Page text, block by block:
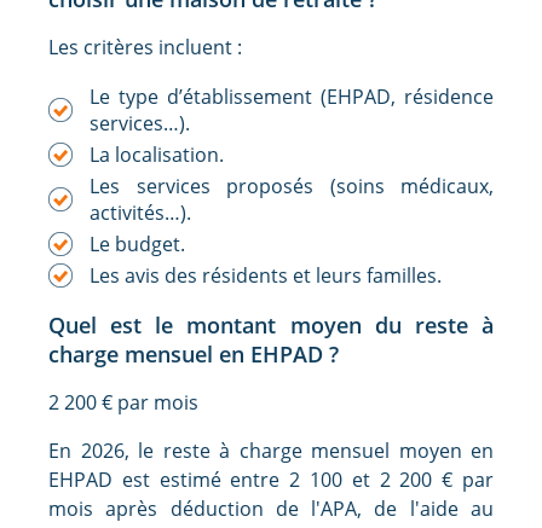
Les critères incluent :
Le type d’établissement (EHPAD, résidence
services…).
La localisation.
Les services proposés (soins médicaux,
activités…).
Le budget.
Les avis des résidents et leurs familles.
Quel est le montant moyen du reste à
charge mensuel en EHPAD ?
2 200 € par mois
En 2026, le reste à charge mensuel moyen en
EHPAD est estimé entre 2 100 et 2 200 € par
mois après déduction de l'APA, de l'aide au